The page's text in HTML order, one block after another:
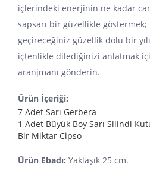
içlerindeki enerjinin ne kadar
sapsarı bir güzellikle göstermek;
geçireceğiniz güzellik dolu bir
içtenlikle dilediğinizi anlatmak
aranjmanı gönderin.
Ürün İçeriği:
7 Adet Sarı Gerbera
1 Adet Büyük Boy Sarı Silindi
Bir Miktar Cipso
Ürün Ebadı: Yaklaşık 25 cm.